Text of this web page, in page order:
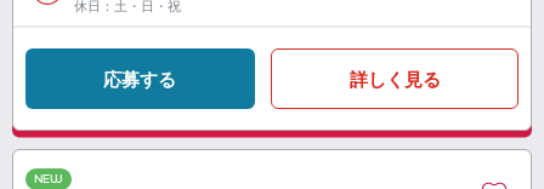
休日：土・日・祝
応募する 詳しく見る
NEW